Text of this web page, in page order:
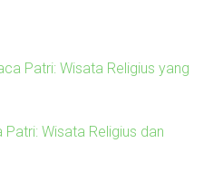
Patri: Wisata Religius yang
Wisata Religius dan